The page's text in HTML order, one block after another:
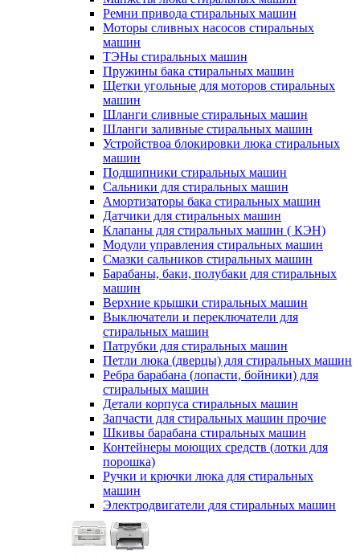
Ремни привода стиральных машин
Моторы сливных насосов стиральных
машин
ТЭНы стиральных машин
Пружины бака стиральных машин
Щетки угольные для моторов стиральных
машин
Шланги сливные стиральных машин
Шланги заливные стиральных машин
Устройствоа блокировки люка стиральных
машин
Подшипники стиральных машин
Сальники для стиральных машин
Амортизаторы бака стиральных машин
Датчики для стиральных машин
Клапаны для стиральных машин ( КЭН)
Модули управления стиральных машин
Смазки сальников стиральных машин
Барабаны, баки, полубаки для стиральных
машин
Верхние крышки стиральных машин
Выключатели и переключатели для
стиральных машин
Патрубки для стиральных машин
Петли люка (дверцы) для стиральных машин
Ребра барабана (лопасти, бойники) для
стиральных машин
Детали корпуса стиральных машин
Запчасти для стиральных машин прочие
Шкивы барабана стиральных машин
Контейнеры моющих средств (лотки для
порошка)
Ручки и крючки люка для стиральных
машин
Электродвигатели для стиральных машин